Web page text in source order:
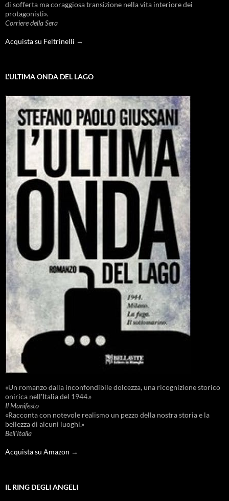
di sofferta ma coraggiosa transizione nella vita interiore dei
protagonisti».
Corriere della Sera
Acquista su Feltrinelli →
L’ULTIMA ONDA DEL LAGO
«Un romanzo dalla inconfondibile dolcezza, una ricognizione storico
onirica nell'Italia del 1944.»
Il Manifesto
«Racconta con notevole realismo un pezzo della nostra storia e la
bellezza di alcuni luoghi.»
Bell'Italia
Acquista su Amazon →
IL RING DEGLI ANGELI